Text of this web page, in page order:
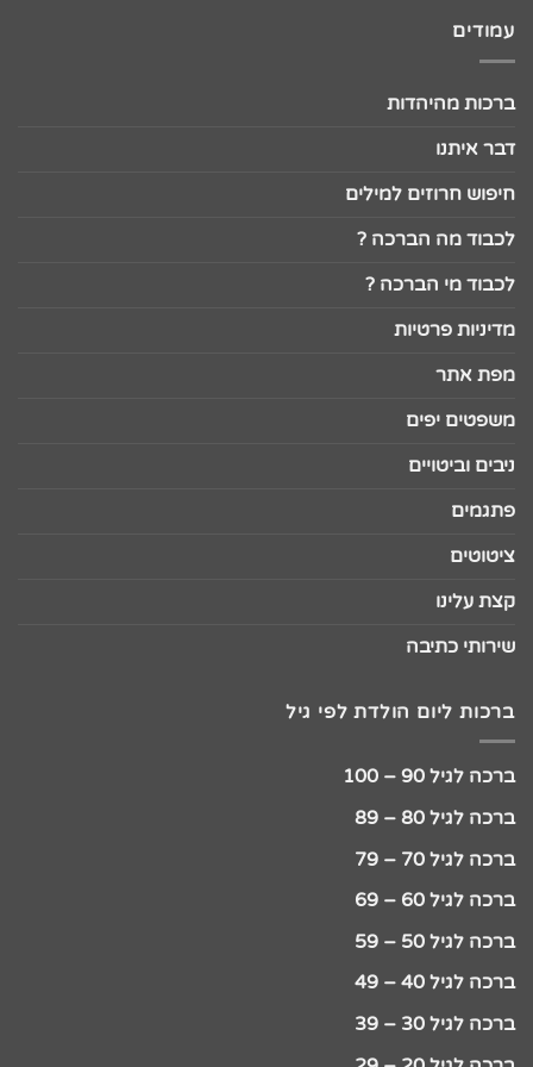
עמודים
ברכות מהיהדות
דבר איתנו
חיפוש חרוזים למילים
לכבוד מה הברכה ?
לכבוד מי הברכה ?
מדיניות פרטיות
מפת אתר
משפטים יפים
ניבים וביטויים
פתגמים
ציטוטים
קצת עלינו
שירותי כתיבה
ברכות ליום הולדת לפי גיל
ברכה לגיל 90 – 100
ברכה לגיל 80 – 89
ברכה לגיל 70 – 79
ברכה לגיל 60 – 69
ברכה לגיל 50 – 59
ברכה לגיל 40 – 49
ברכה לגיל 30 – 39